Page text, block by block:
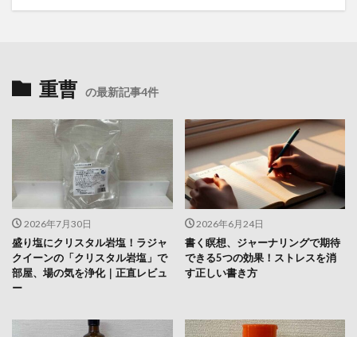
重曹 の最新記事4件
2026年7月30日
盛り塩にクリスタル岩塩！ラジャ
クイーンの「クリスタル岩塩」で
部屋、場の気を浄化｜正直レビュ
ー
2026年6月24日
書く瞑想、ジャーナリングで期待
できる5つの効果！ストレスを消
す正しい書き方